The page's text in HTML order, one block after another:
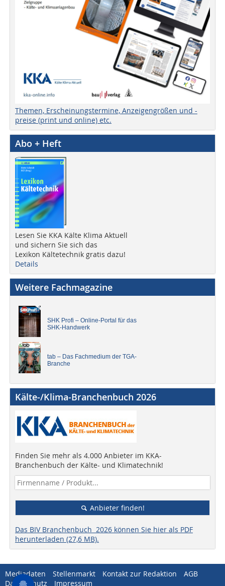
Themen, Erscheinungstermine, Anzeigengrößen und -
preise (print und online) etc.
Abo + Heft
Lesen Sie KKA Kälte Klima Aktuell
und sichern Sie sich das
Lexikon Kältetechnik gratis dazu!
Details
Weitere Fachmagazine
SHK Profi – Online-Portal für das
SHK-Handwerk
tab – Das Fachmedium der TGA-
Branche
Kälte-/Klima-Branchenbuch 2026
Finden Sie mehr als 4.000 Anbieter im KKA-
Branchenbuch der Kälte- und Klimatechnik!
Anbieter finden!
Das BIV Branchenbuch 2026 können Sie hier als PDF
herunterladen (27,6 MB).
Mediadaten Stellenmarkt Kontakt zur Redaktion
AGB
Datenschutz
Impressum